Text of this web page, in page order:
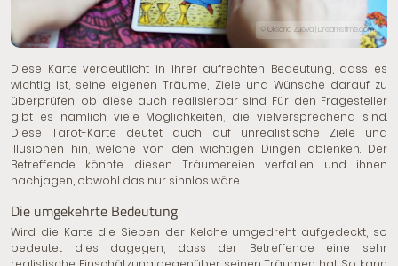
© Oksana Zueva | Dreamstime.com
Diese Karte verdeutlicht in ihrer aufrechten Bedeutung, dass es
wichtig ist, seine eigenen Träume, Ziele und Wünsche darauf zu
überprüfen, ob diese auch realisierbar sind. Für den Fragesteller
gibt es nämlich viele Möglichkeiten, die vielversprechend sind.
Diese Tarot-Karte deutet auch auf unrealistische Ziele und
Illusionen hin, welche von den wichtigen Dingen ablenken. Der
Betreffende könnte diesen Träumereien verfallen und ihnen
nachjagen, obwohl das nur sinnlos wäre.
Die umgekehrte Bedeutung
Wird die Karte die Sieben der Kelche umgedreht aufgedeckt, so
bedeutet dies dagegen, dass der Betreffende eine sehr